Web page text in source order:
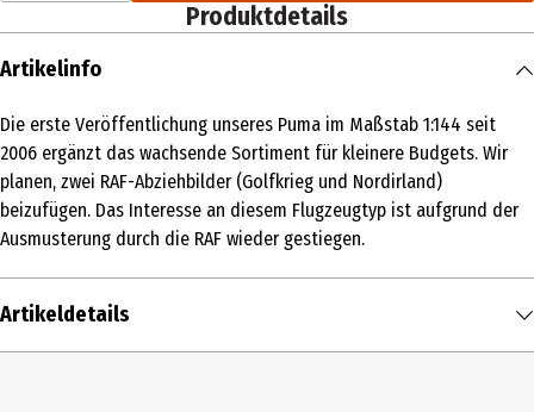
Produktdetails
Artikelinfo
Die erste Veröffentlichung unseres Puma im Maßstab 1:144 seit
2006 ergänzt das wachsende Sortiment für kleinere Budgets. Wir
planen, zwei RAF-Abziehbilder (Golfkrieg und Nordirland)
beizufügen. Das Interesse an diesem Flugzeugtyp ist aufgrund der
Ausmusterung durch die RAF wieder gestiegen.
Artikeldetails